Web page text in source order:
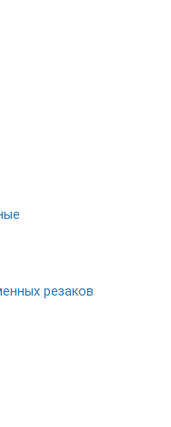
резаков